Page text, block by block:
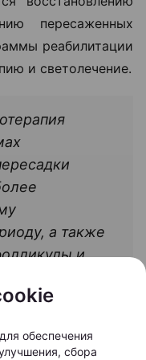
пересаженных
реабилитации
и светолечение.
а также
и
многих
обеспечения
сбора